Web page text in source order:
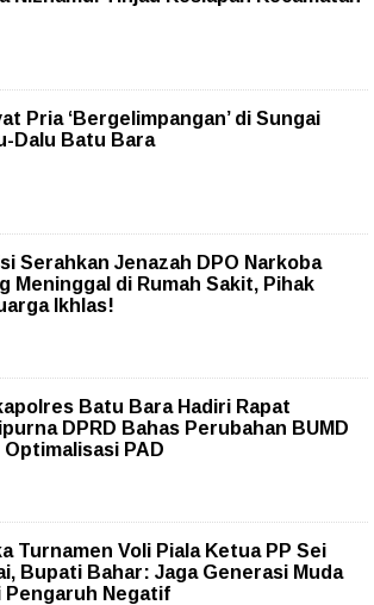
Pria ‘Bergelimpangan’ di Sungai
Dalu Batu Bara
Serahkan Jenazah DPO Narkoba
Meninggal di Rumah Sakit, Pihak
Ikhlas!
Batu Bara Hadiri Rapat
DPRD Bahas Perubahan BUMD
Optimalisasi PAD
Turnamen Voli Piala Ketua PP Sei
Bupati Bahar: Jaga Generasi Muda
Pengaruh Negatif